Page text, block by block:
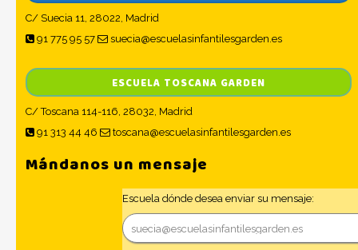
C/ Suecia 11, 28022, Madrid
91 775 95 57
suecia@escuelasinfantilesgarden.es
ESCUELA TOSCANA GARDEN
C/ Toscana 114-116, 28032, Madrid
91 313 44 46
toscana@escuelasinfantilesgarden.es
Mándanos un mensaje
Escuela dónde desea enviar su mensaje: